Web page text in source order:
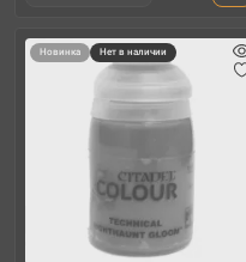
Новинка Нет в наличии